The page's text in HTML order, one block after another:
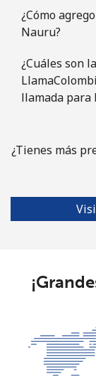
¿Cómo
Nauru?
¿Cuáles son
llamada para
¿Tienes más